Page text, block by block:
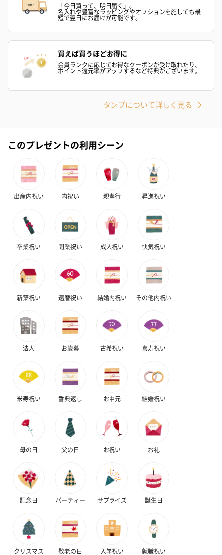
「今日買って、明日届く」。
名入れや豊富なラッピングやオプションを施しても最
短で翌日にお届けが可能です。
買えば買うほどお得に
会員ランクに応じてお得なクーポンが受け取れたり、
ポイント還元率がアップするなど特典がございます。
タンプについて詳しく見る
このプレゼントの利用シーン
出産内祝い 内祝い 親孝行 昇進祝い
卒業祝い 開業祝い 成人祝い 快気祝い
新築祝い 還暦祝い 結婚内祝い その他内祝い
法人 お歳暮 古希祝い 喜寿祝い
米寿祝い 香典返し お中元 結婚祝い
母の日 父の日 お祝い お礼
記念日 パーティー サプライズ 誕生日
クリスマス 敬老の日 入学祝い 就職祝い